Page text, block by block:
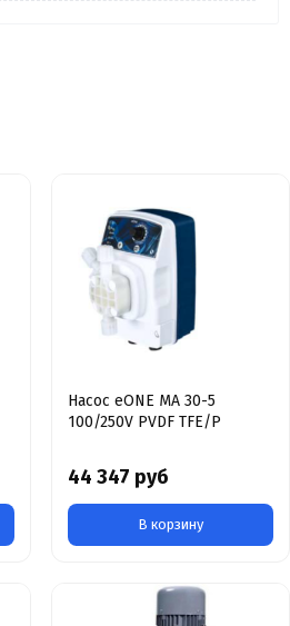
Насос eONE MA 30-5
100/250V PVDF TFE/P
44 347 руб
В корзину